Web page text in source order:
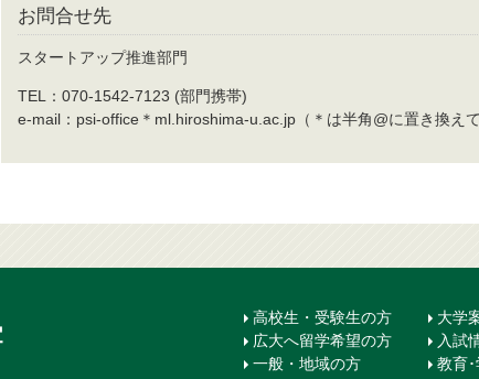
お問合せ先
スタートアップ推進部門
TEL：070-1542-7123 (部門携帯)
e-mail：psi-office＊ml.hiroshima-u.ac.jp（＊は半角@に置き換えて
高校生・受験生の方
広大へ留学希望の方
一般・地域の方
大学
入試
教育